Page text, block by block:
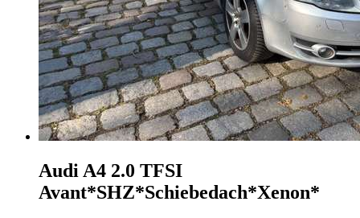
Audi A4 2.0 TFSI
Avant*SHZ*Schiebedach*Xenon*